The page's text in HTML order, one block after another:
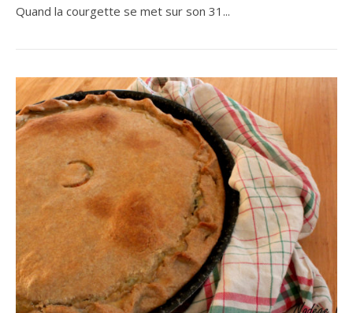
Quand la courgette se met sur son 31...